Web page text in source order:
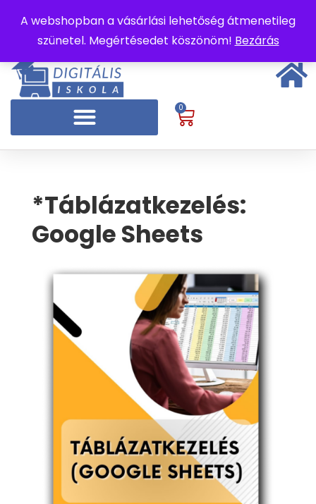
A webshopban a vásárlási lehetőség átmenetileg
szünetel. Megértésedet köszönöm! Bezárás
0
*Táblázatkezelés:
Google Sheets